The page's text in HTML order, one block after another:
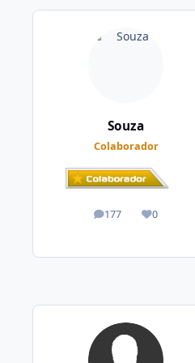
Souza
Colaborador
177
posts 0
Reputação